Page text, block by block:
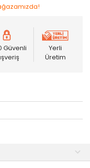
Güvenli
Yerli
Üretim